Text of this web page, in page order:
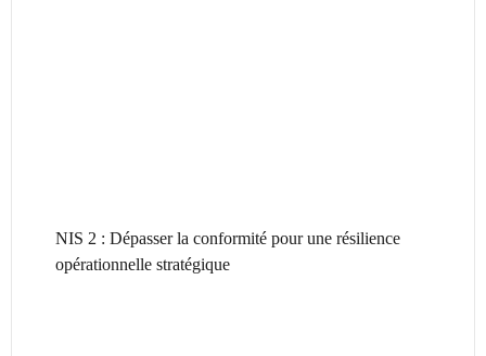
NIS 2 : Dépasser la conformité pour une résilience
opérationnelle stratégique